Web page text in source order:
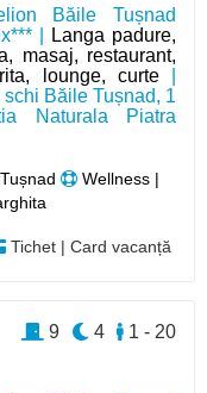
Băile Tușnad
|
Langa padure,
masaj, restaurant,
lounge, curte|
Băile Tușnad, 1
Naturala Piatra
Tușnad
Wellness |
Tichet | Card vacanță
1 - 20
4
9